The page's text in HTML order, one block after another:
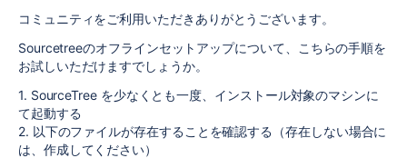
コミュニティをご利用いただきありがとうございます。
Sourcetreeのオフラインセットアップについて、こちらの手順を
お試しいただけますでしょうか。
1. SourceTree を少なくとも一度、インストール対象のマシンに
て起動する
2. 以下のファイルが存在することを確認する（存在しない場合に
は、作成してください）